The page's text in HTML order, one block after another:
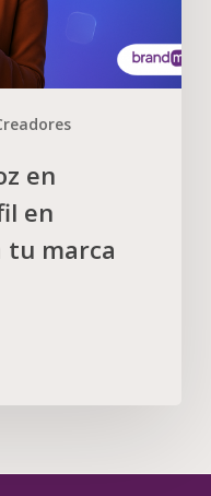
en
en
tu marca